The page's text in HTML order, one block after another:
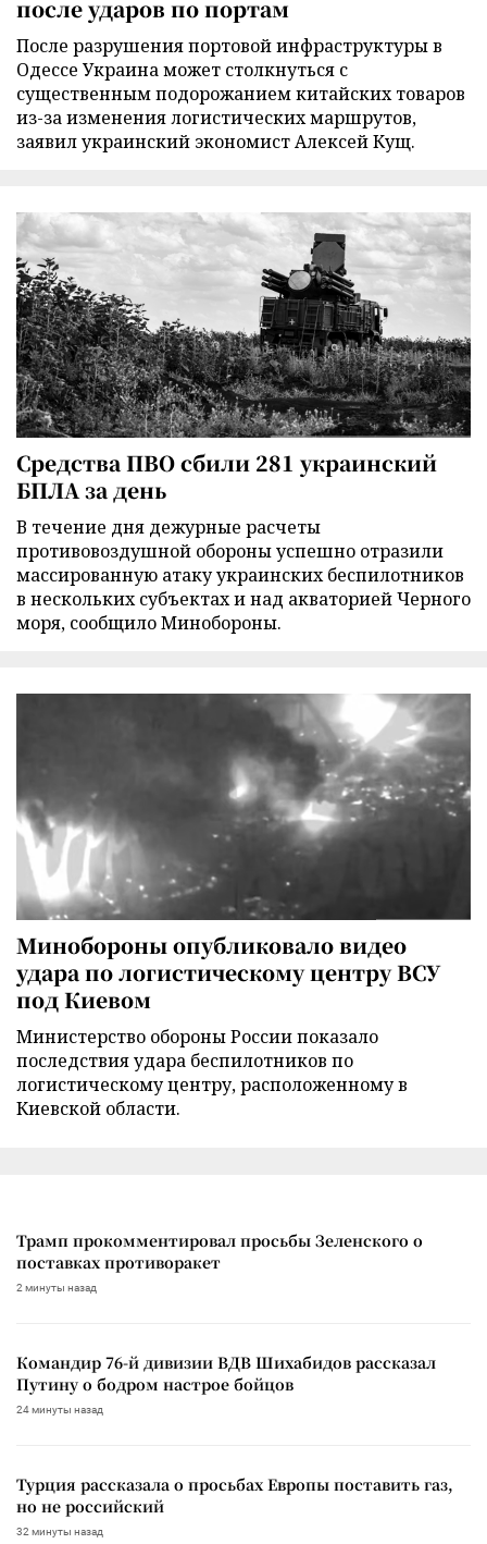
после ударов по портам
После разрушения портовой инфраструктуры в
Одессе Украина может столкнуться с
существенным подорожанием китайских товаров
из-за изменения логистических маршрутов,
заявил украинский экономист Алексей Кущ.
Средства ПВО сбили 281 украинский
БПЛА за день
В течение дня дежурные расчеты
противовоздушной обороны успешно отразили
массированную атаку украинских беспилотников
в нескольких субъектах и над акваторией Черного
моря, сообщило Минобороны.
Минобороны опубликовало видео
удара по логистическому центру ВСУ
под Киевом
Министерство обороны России показало
последствия удара беспилотников по
логистическому центру, расположенному в
Киевской области.
Трамп прокомментировал просьбы Зеленского о
поставках противоракет
2 минуты назад
Командир 76-й дивизии ВДВ Шихабидов рассказал
Путину о бодром настрое бойцов
24 минуты назад
Турция рассказала о просьбах Европы поставить газ,
но не российский
32 минуты назад